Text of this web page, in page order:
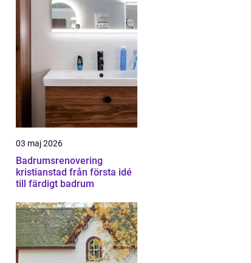
03 maj 2026
Badrumsrenovering
kristianstad från första idé
till färdigt badrum